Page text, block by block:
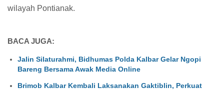
wilayah Pontianak.
BACA JUGA:
Jalin Silaturahmi, Bidhumas Polda Kalbar Gelar Ngopi
Bareng Bersama Awak Media Online
Brimob Kalbar Kembali Laksanakan Gaktiblin, Perkuat